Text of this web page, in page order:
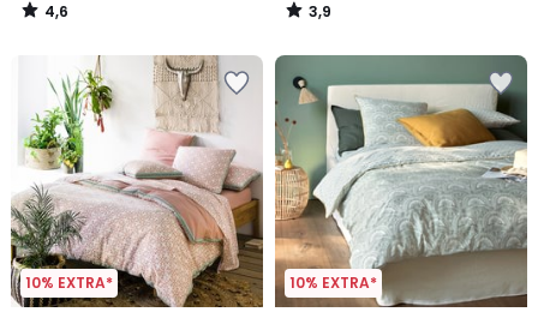
4,6
/
3,9
/
10% EXTRA* 10% EXTRA*